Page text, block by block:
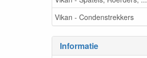
Vikan - Condenstrekkers
Informatie